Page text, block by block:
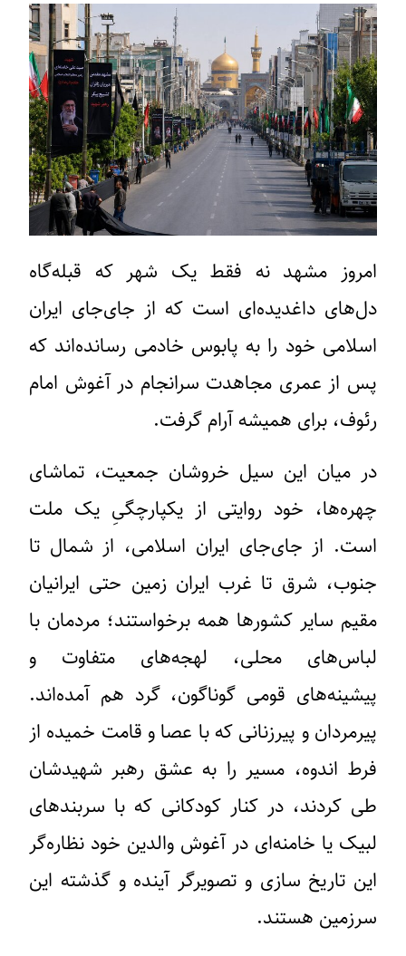
امروز مشهد نه فقط یک شهر که قبله‌گاه
دل‌های داغدیده‌ای است که از جای‌جای ایران
اسلامی خود را به پابوس خادمی رسانده‌اند که
پس از عمری مجاهدت سرانجام در آغوش امام
رئوف، برای همیشه آرام گرفت.
در میان این سیل خروشان جمعیت، تماشای
چهره‌ها، خود روایتی از یکپارچگیِ یک ملت
است. از جای‌جای ایران اسلامی، از شمال تا
جنوب، شرق تا غرب ایران زمین حتی ایرانیان
مقیم سایر کشورها همه برخواستند؛ مردمان با
لباس‌های محلی، لهجه‌های متفاوت و
پیشینه‌های قومی گوناگون، گرد هم آمده‌اند.
پیرمردان و پیرزنانی که با عصا و قامت خمیده از
فرط اندوه، مسیر را به عشق رهبر شهیدشان
طی کردند، در کنار کودکانی که با سربندهای
لبیک یا خامنه‌ای در آغوش والدین خود نظاره‌گر
این تاریخ‌ سازی‌ و تصویرگر آینده و گذشته‌ این
سرزمین هستند.